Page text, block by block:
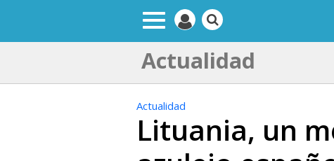
Actualidad
Actualidad
Lituania, un